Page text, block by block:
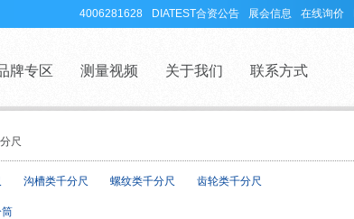
4006281628 DIATEST合资公告 展会信息 在线询价
牌专区 测量视频 关于我们 联系方式
尺
沟槽类千分尺 螺纹类千分尺 齿轮类千分尺